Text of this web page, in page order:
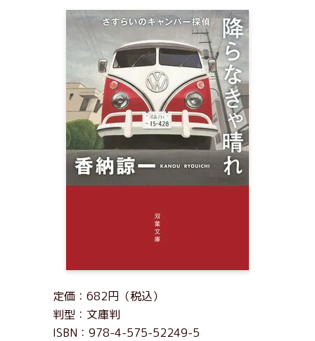
定価：682円（税込）
判型：文庫判
ISBN：978-4-575-52249-5